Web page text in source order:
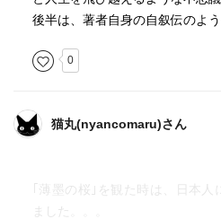
後半は、著者自身の自叙伝のよ
0
猫丸(nyancomaru)さん
｢薄墨の桜｣を観た時は、日本人
ました。。。